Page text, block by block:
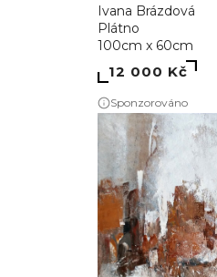
Ivana Brázdová
Plátno
100cm x 60cm
12 000 Kč
Sponzorováno